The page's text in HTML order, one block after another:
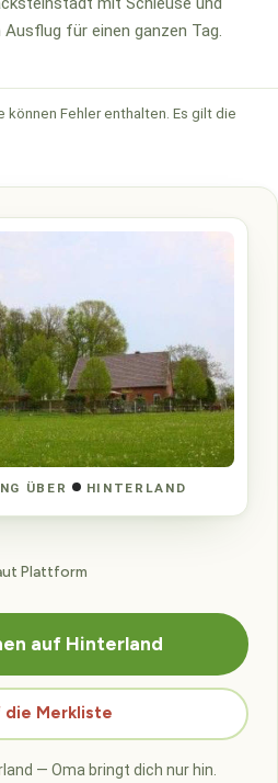
für einen ganzen Tag.
Fehler enthalten. Es gilt die
ÜBER HINTERLAND
Plattform
auf Hinterland
die Merkliste
— Oma bringt dich nur hin.